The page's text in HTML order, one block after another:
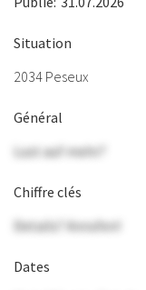
Situation
2034 Peseux
Général
Lust auf mehr?
Chiffre clés
Details? Anrufen!
Dates